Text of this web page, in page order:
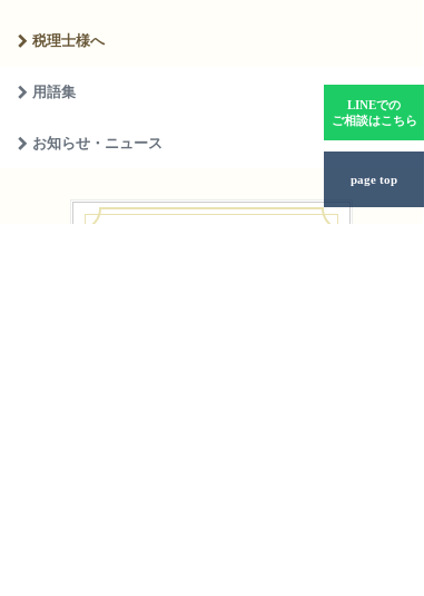
税理士様へ
用語集
お知らせ・ニュース
LINEでの
ご相談はこちら
page top